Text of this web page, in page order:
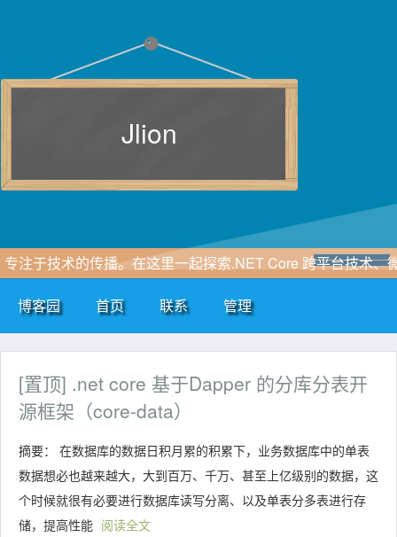
Jlion
专注于技术的传播。在这里一起探索.NET Core 跨平台技术、
众号！
博客园 首页 联系 管理
[置顶] .net core 基于Dapper 的分库分表开
源框架（core-data）
摘要： 在数据库的数据日积月累的积累下，业务数据库中的单表
数据想必也越来越大，大到百万、千万、甚至上亿级别的数据，这
个时候就很有必要进行数据库读写分离、以及单表分多表进行存
储，提高性能 阅读全文